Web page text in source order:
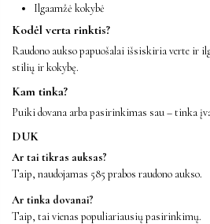
Ilgaamžė kokybė
Kodėl verta rinktis?
Raudono aukso papuošalai išsiskiria verte ir
stilių ir kokybę.
Kam tinka?
Puiki dovana arba pasirinkimas sau – tinka
DUK
Ar tai tikras auksas?
Taip, naudojamas 585 prabos raudono aukso.
Ar tinka dovanai?
Taip, tai vienas populiariausių pasirinkimų.